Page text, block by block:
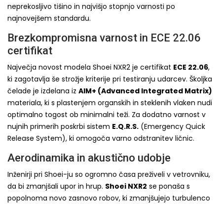
neprekosljivo tišino in najvišjo stopnjo varnosti po
najnovejšem standardu.
Brezkompromisna varnost in ECE 22.06
certifikat
Največja novost modela Shoei NXR2 je certifikat ECE 22.06,
ki zagotavlja še strožje kriterije pri testiranju udarcev. Školjka
čelade je izdelana iz AIM+ (Advanced Integrated Matrix)
materiala, ki s plastenjem organskih in steklenih vlaken nudi
optimalno togost ob minimalni teži. Za dodatno varnost v
nujnih primerih poskrbi sistem E.Q.R.S. (Emergency Quick
Release System), ki omogoča varno odstranitev ličnic.
Aerodinamika in akustično udobje
Inženirji pri Shoei-ju so ogromno časa preživeli v vetrovniku,
da bi zmanjšali upor in hrup. Shoei NXR2 se ponaša s
popolnoma novo zasnovo robov, ki zmanjšujejo turbulenco